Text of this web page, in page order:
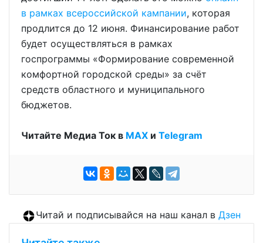
в рамках всероссийской кампании, которая
продлится до 12 июня. Финансирование работ
будет осуществляться в рамках
госпрограммы «Формирование современной
комфортной городской среды» за счёт
средств областного и муниципального
бюджетов.
Читайте Медиа Ток в МАХ и Telegram
Читай и подписывайся на наш канал в Дзен